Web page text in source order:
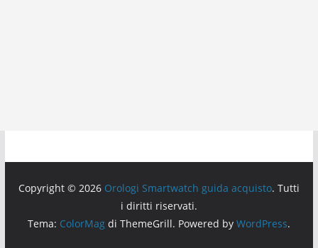
Copyright © 2026 Orologi Smartwatch guida acquisto. Tutti
i diritti riservati.
Tema: ColorMagdi ThemeGrill. Powered by WordPress.